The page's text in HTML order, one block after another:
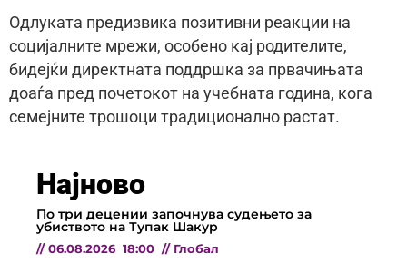
Одлуката предизвика позитивни реакции на
социјалните мрежи, особено кај родителите,
бидејќи директната поддршка за првачињата
доаѓа пред почетокот на учебната година, кога
семејните трошоци традиционално растат.
Најново
По три децении започнува судењето за
убиството на Тупак Шакур
// 06.08.2026 18:00 // Глобал